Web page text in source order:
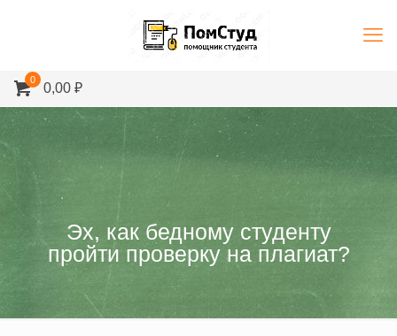
0
0,00 ₽
Эх, как бедному студенту
пройти проверку на плагиат?